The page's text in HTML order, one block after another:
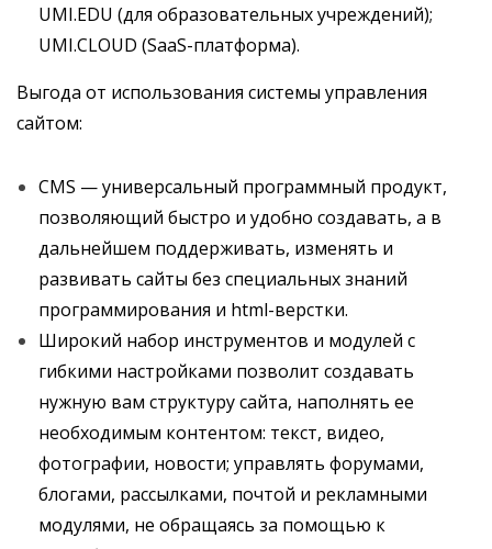
UMI.EDU (для образовательных учреждений);
UMI.CLOUD (SaaS-платформа).
Выгода от использования системы управления
сайтом:
CMS — универсальный программный продукт,
позволяющий быстро и удобно создавать, а в
дальнейшем поддерживать, изменять и
развивать сайты без специальных знаний
программирования и html-верстки.
Широкий набор инструментов и модулей с
гибкими настройками позволит создавать
нужную вам структуру сайта, наполнять ее
необходимым контентом: текст, видео,
фотографии, новости; управлять форумами,
блогами, рассылками, почтой и рекламными
модулями, не обращаясь за помощью к